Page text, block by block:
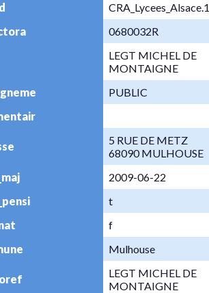
CRA_Lycees_Alsace.1
0680032R
LEGT MICHEL DE
MONTAIGNE
PUBLIC
5 RUE DE METZ
68090 MULHOUSE
2009-06-22
t
f
Mulhouse
LEGT MICHEL DE
MONTAIGNE